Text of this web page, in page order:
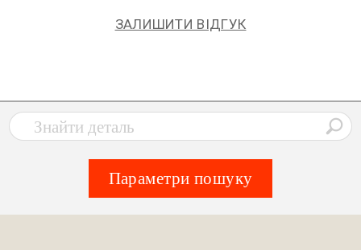
ЗАЛИШИТИ ВІДГУК
Параметри пошуку